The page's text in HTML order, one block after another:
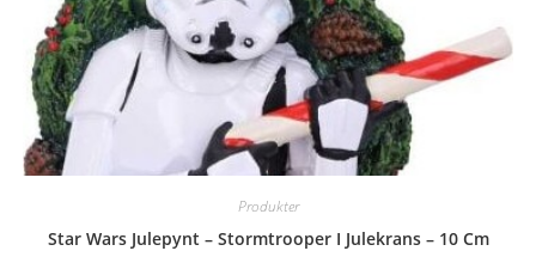
Produkter
Star Wars Julepynt – Stormtrooper I Julekrans – 10 Cm